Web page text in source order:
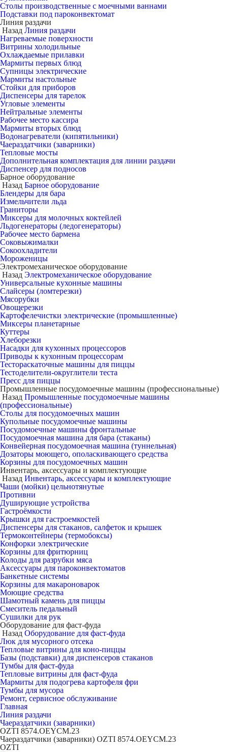
Столы производственные с моечными ваннами
Подставки под пароконвектомат
Линия раздачи
Назад Линия раздачи
Нагреваемые поверхности
Витрины холодильные
Охлаждаемые прилавки
Мармиты первых блюд
Супницы электрические
Мармиты настольные
Стойки для приборов
Диспенсеры для тарелок
Угловые элементы
Нейтральные элементы
Рабочее место кассира
Мармиты вторых блюд
Водонагреватели (кипятильники)
Чаераздатчики (заварники)
Тепловые мосты
Дополнительная комплектация для линии раздачи
Диспенсер для подносов
Барное оборудование
Назад Барное оборудование
Блендеры для бара
Измельчители льда
Граниторы
Миксеры для молочных коктейлей
Льдогенераторы (ледогенераторы)
Рабочее место бармена
Соковыжималки
Сокоохладители
Мороженицы
Электромеханическое оборудование
Назад Электромеханическое оборудование
Универсальные кухонные машины
Слайсеры (ломтерезки)
Мясорубки
Овощерезки
Картофелечистки электрические (промышленные)
Миксеры планетарные
Куттеры
Хлеборезки
Насадки для кухонных процессоров
Приводы к кухонным процессорам
Тестораскаточные машины для пиццы
Тестоделители-округлители теста
Пресс для пиццы
Промышленные посудомоечные машины (профессиональные)
Назад Промышленные посудомоечные машины
(профессиональные)
Столы для посудомоечных машин
Купольные посудомоечные машины
Посудомоечные машины фронтальные
Посудомоечная машина для бара (стаканы)
Конвейерная посудомоечная машина (туннельная)
Дозаторы моющего, ополаскивающего средства
Корзины для посудомоечных машин
Инвентарь, аксессуары и комплектующие
Назад Инвентарь, аксессуары и комплектующие
Чаши (мойки) цельнотянутые
Противни
Душирующие устройства
Гастроёмкости
Крышки для гастроемкостей
Диспенсеры для стаканов, салфеток и крышек
Термоконтейнеры (термобоксы)
Конфорки электрические
Корзины для фритюрниц
Колоды для разрубки мяса
Аксессуары для пароконвектоматов
Банкетные системы
Корзины для макароноварок
Моющие средства
Шамотный камень для пиццы
Смеситель педальный
Сушилки для рук
Оборудование для фаст-фуда
Назад Оборудование для фаст-фуда
Люк для мусорного отсека
Тепловые витрины для коно-пиццы
Базы (подставки) для диспенсеров стаканов
Тумбы для фаст-фуда
Тепловые витрины для фаст-фуда
Мармиты для подогрева картофеля фри
Тумбы для мусора
Ремонт, сервисное обслуживание
Главная
Линия раздачи
Чаераздатчики (заварники)
OZTI 8574.OEYCM.23
Чаераздатчики (заварники) OZTI 8574.OEYCM.23
OZTI